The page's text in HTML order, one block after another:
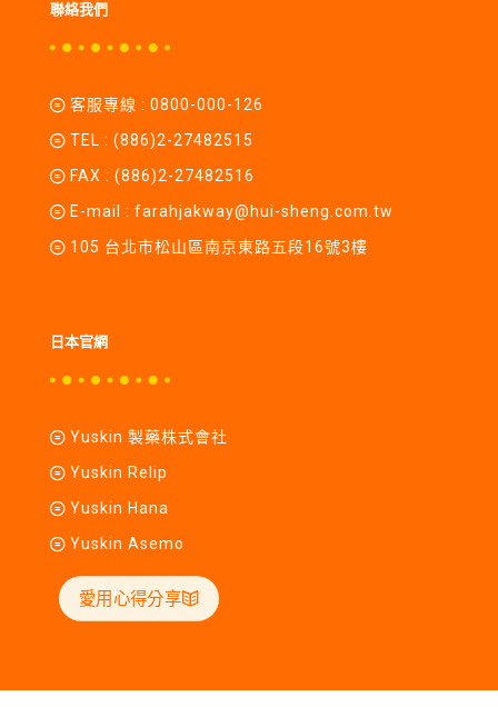
聯絡我們
客服專線 : 0800-000-126
TEL : (886)2-27482515
FAX : (886)2-27482516
E-mail : farahjakway@hui-sheng.com.tw
105 台北市松山區南京東路五段16號3樓
日本官網
Yuskin 製藥株式會社
Yuskin Relip
Yuskin Hana
Yuskin Asemo
愛用心得分享